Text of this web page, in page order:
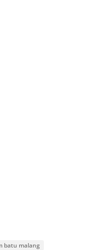
batu malang